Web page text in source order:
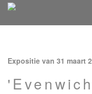
Expositie van 31 maart